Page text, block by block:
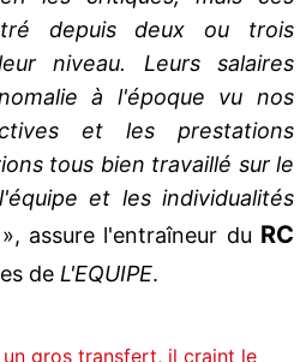
depuis deux ou trois
niveau. Leurs salaires
à l'époque vu nos
et les prestations
tous bien travaillé sur le
et les individualités
assure l'entraîneur du RC
de L'EQUIPE.
un gros transfert, il craint le